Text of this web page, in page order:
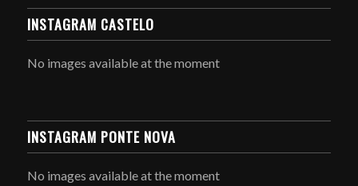
INSTAGRAM CASTELO
No images available at the moment
INSTAGRAM PONTE NOVA
No images available at the moment